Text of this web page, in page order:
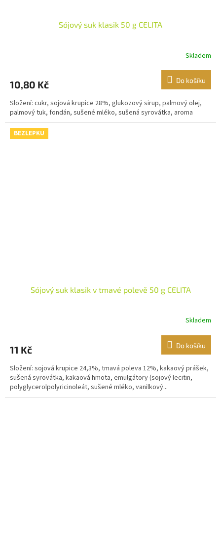
Sójový suk klasik 50 g CELITA
Skladem
10,80 Kč Do košíku
Složení: cukr, sojová krupice 28%, glukozový sirup, palmový olej,
palmový tuk, fondán, sušené mléko, sušená syrovátka, aroma
BEZLEPKU
Sójový suk klasik v tmavé polevě 50 g CELITA
Skladem
11 Kč Do košíku
Složení: sojová krupice 24,3%, tmavá poleva 12%, kakaový prášek,
sušená syrovátka, kakaová hmota, emulgátory (sojový lecitin,
polyglycerolpolyricinoleát, sušené mléko, vanilkový...